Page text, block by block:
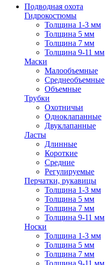
Подводная охота
Гидрокостюмы
Толщина 1-3 мм
Толщина 5 мм
Толщина 7 мм
Толщина 9-11 мм
Маски
Малообъемные
Среднеобъемные
Объемные
Трубки
Охотничьи
Одноклапанные
Двуклапанные
Ласты
Длинные
Короткие
Средние
Регулируемые
Перчатки, рукавицы
Толщина 1-3 мм
Толщина 5 мм
Толщина 7 мм
Толщина 9-11 мм
Носки
Толщина 1-3 мм
Толщина 5 мм
Толщина 7 мм
Толщина 9-11 мм